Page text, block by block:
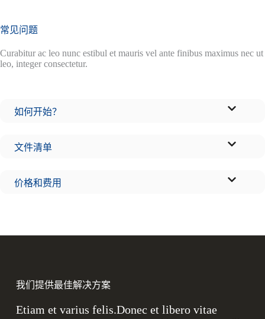
常见问题
Curabitur ac leo nunc estibul et mauris vel ante finibus maximus nec ut
leo, integer consectetur.
如何开始？
文件清单
价格和费用
我们提供最佳解决方案
Etiam et varius felis.Donec et libero vitae